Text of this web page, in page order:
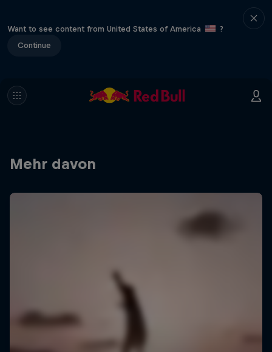
Want to see content from United States of America
?
Continue
Mehr davon